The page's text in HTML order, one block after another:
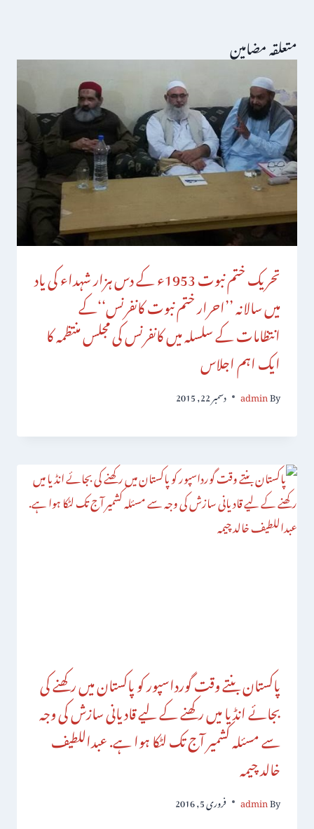
متعلقہ مضامین
تحریک ختم نبوت 1953ء کے دس ہزار شہداء کی یاد
میں سالانہ ’’احرار ختم نبوت کانفرنس‘‘کے
انتظامات کے سلسلہ میں کانفرنس کی مجلس منتظمہ کا
ایک اہم اجلاس
By
admin دسمبر 22, 2015
پاکستان بنتے وقت گورداسپور کو پاکستان میں رکھنے کی
بجائے انڈیا میں رکھنے کے لیے قادیانی سازش کی وجہ
سے مسئلہ کشمیر آج تک لٹکا ہوا ہے. عبداللطیف
خالد چیمہ
By
admin فروری 5, 2016